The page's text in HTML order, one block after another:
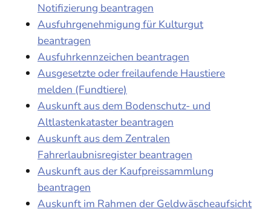
Notifizierung beantragen
Ausfuhrgenehmigung für Kulturgut
beantragen
Ausfuhrkennzeichen beantragen
Ausgesetzte oder freilaufende Haustiere
melden (Fundtiere)
Auskunft aus dem Bodenschutz- und
Altlastenkataster beantragen
Auskunft aus dem Zentralen
Fahrerlaubnisregister beantragen
Auskunft aus der Kaufpreissammlung
beantragen
Auskunft im Rahmen der Geldwäscheaufsicht